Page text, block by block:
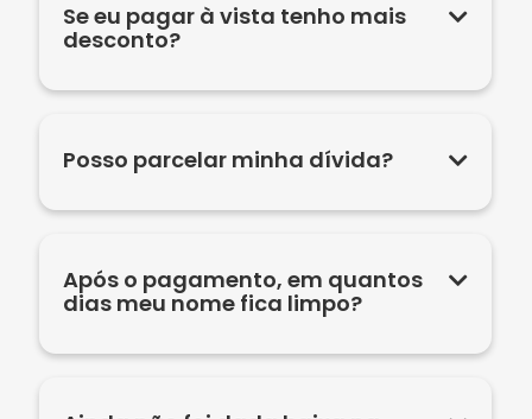
Se eu pagar à vista tenho mais
desconto?
Posso parcelar minha dívida?
Após o pagamento, em quantos
dias meu nome fica limpo?